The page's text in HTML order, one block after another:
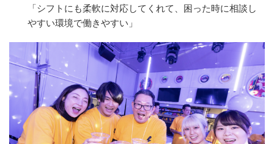
「シフトにも柔軟に対応してくれて、困った時に相談し
やすい環境で働きやすい」